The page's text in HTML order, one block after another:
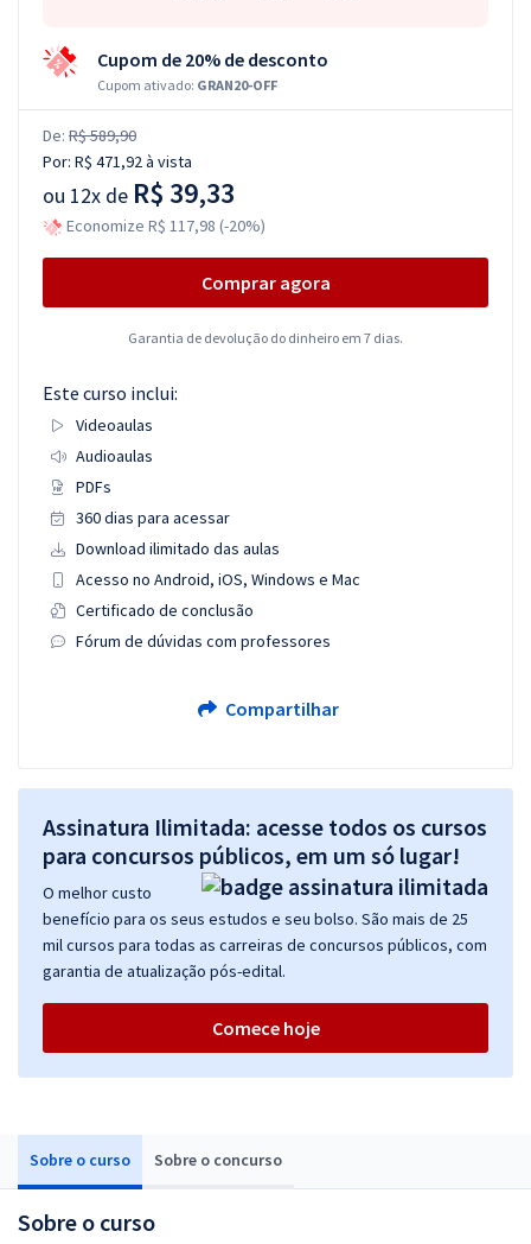
Sobre o curso Sobre o concurso
Sobre o curso
Cupom de 20% de desconto
Cupom ativado: GRAN20-OFF
De: R$ 589,90
Por: R$ 471,92à vista
ou 12x de R$ 39,33
Economize R$ 117,98 (-20%)
Comprar agora
Garantia de devolução do dinheiro em 7 dias.
Este curso inclui:
Videoaulas
Audioaulas
PDFs
360 dias para acessar
Download ilimitado das aulas
Acesso no Android, iOS, Windows e Mac
Certificado de conclusão
Fórum de dúvidas com professores
Compartilhar
Assinatura Ilimitada: acesse todos os cursos
para concursos públicos, em um só lugar!
O melhor custo
benefício para os seus estudos e seu bolso. São mais de 25
mil cursos para todas as carreiras de concursos públicos, com
garantia de atualização pós-edital.
Comece hoje